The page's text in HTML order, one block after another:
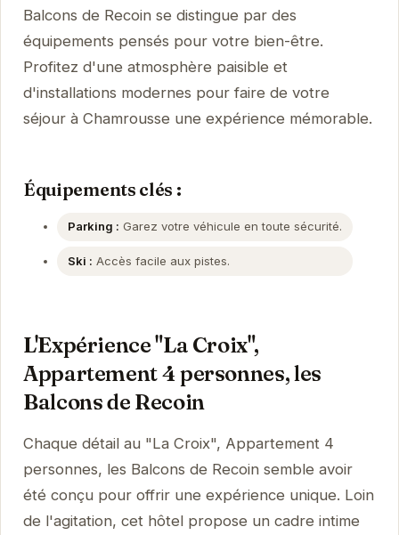
Balcons de Recoin se distingue par des
équipements pensés pour votre bien-être.
Profitez d'une atmosphère paisible et
d'installations modernes pour faire de votre
séjour à Chamrousse une expérience mémorable.
Équipements clés :
Parking : Garez votre véhicule en toute sécurité.
Ski : Accès facile aux pistes.
L'Expérience "La Croix",
Appartement 4 personnes, les
Balcons de Recoin
Chaque détail au "La Croix", Appartement 4
personnes, les Balcons de Recoin semble avoir
été conçu pour offrir une expérience unique. Loin
de l'agitation, cet hôtel propose un cadre intime